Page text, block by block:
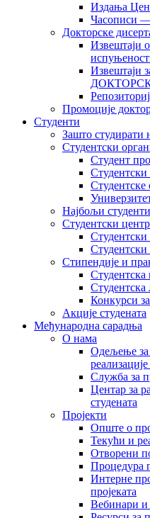
Издања
Часописи —
Докторске
Извештаји
Извештаји
Промоције
Студенти
Зашто студирати
Студентски
Студент
Студентске
Најбољи студенти
Студентски
Студентски
Студентски
Стипендије и
Студентска
Студентска
Конкурси
Акције студената
Међународна сарадња
О нама
Одељење за
Служба за
Центар за
студената
Пројекти
Опште о
Текући и
Отворени
Процедура
Интерне
пројеката
Вебинари и